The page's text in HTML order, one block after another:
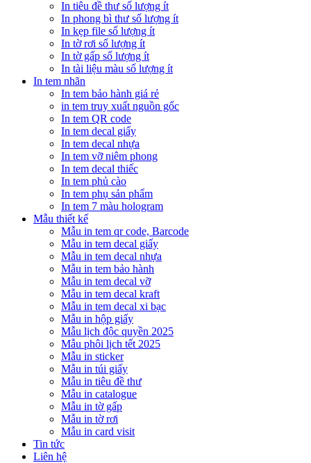
In tiêu đề thư số lượng ít
In phong bì thư số lượng ít
In kẹp file số lượng ít
In tờ rơi số lượng ít
In tờ gấp số lượng ít
In tài liệu màu số lượng ít
In tem nhãn
In tem bảo hành giá rẻ
in tem truy xuất nguồn gốc
In tem QR code
In tem decal giấy
In tem decal nhựa
In tem vỡ niêm phong
In tem decal thiếc
In tem phủ cào
In tem phụ sản phẩm
In tem 7 màu hologram
Mẫu thiết kế
Mẫu in tem qr code, Barcode
Mẫu in tem decal giấy
Mẫu in tem decal nhựa
Mẫu in tem bảo hành
Mẫu in tem decal vỡ
Mẫu in tem decal kraft
Mẫu in tem decal xi bạc
Mẫu in hộp giấy
Mẫu lịch độc quyền 2025
Mẫu phôi lịch tết 2025
Mẫu in sticker
Mẫu in túi giấy
Mẫu in tiêu đề thư
Mẫu in catalogue
Mẫu in tờ gấp
Mẫu in tờ rơi
Mẫu in card visit
Tin tức
Liên hệ